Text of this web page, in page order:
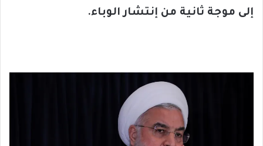
إلى موجة ثانية من إنتشار الوباء.